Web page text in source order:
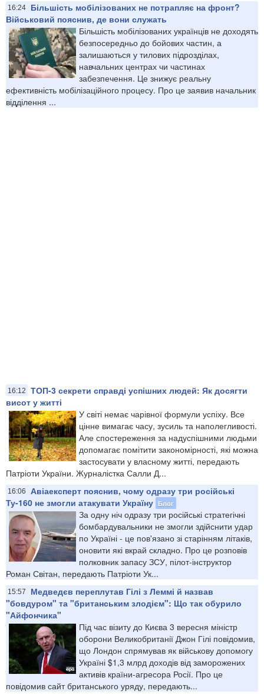
16:24
Більшість мобілізованих не потрапляє на фронт?
Військовий пояснив, де вони служать
Більшість мобілізованих українців не доходять
безпосередньо до бойових частин, а
залишаються у тилових підрозділах,
навчальних центрах чи частинах
забезпечення. Це знижує реальну
ефективність мобілізаційного процесу. Про це заявив начальник
відділення ...
16:12
ТОП-3 секрети справді успішних людей: Як досягти
висот у житті
У світі немає чарівної формули успіху. Все
цінне вимагає часу, зусиль та наполегливості.
Але спостереження за надуспішними людьми
допомагає помітити закономірності, які можна
застосувати у власному житті, передають
Патріоти України. Журналістка Салли Д...
16:06
Авіаексперт пояснив, чому одразу три російські
Ту-160 не змогли атакувати Україну Блог
За одну ніч одразу три російські стратегічні
бомбардувальники не змогли здійснити удар
по Україні - це пов'язано зі старінням літаків,
оновити які вкрай складно. Про це розповів
полковник запасу ЗСУ, пілот-інструктор
Роман Світан, передають Патріоти Ук...
15:57
Медведєв переплутав Гілі з Леммі й назвав
"бовдуром" та "британським злодієм": Що так обурило
"Айфончика"
Під час візиту до Києва 3 вересня міністр
оборони Великобританії Джон Гілі повідомив,
що Лондон спрямував як військову допомогу
Україні $1,3 млрд доходів від заморожених
активів країни-агресора Росії. Про це
повідомив сайт британського уряду, передають...